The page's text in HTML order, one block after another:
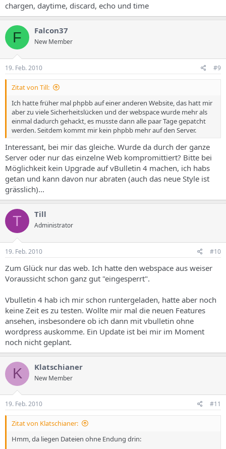
chargen, daytime, discard, echo und time
F Falcon37
New Member
19. Feb. 2010 #9
Zitat von Till:
Ich hatte früher mal phpbb auf einer anderen Website, das hatt mir
aber zu viele Sicherheitslücken und der webspace wurde mehr als
einmal dadurch gehackt, es musste dann alle paar Tage gepatcht
werden. Seitdem kommt mir kein phpbb mehr auf den Server.
Interessant, bei mir das gleiche. Wurde da durch der ganze
Server oder nur das einzelne Web kompromittiert? Bitte bei
Möglichkeit kein Upgrade auf vBulletin 4 machen, ich habs
getan und kann davon nur abraten (auch das neue Style ist
grässlich)...
T Till
Administrator
19. Feb. 2010 #10
Zum Glück nur das web. Ich hatte den webspace aus weiser
Voraussicht schon ganz gut "eingesperrt".
Vbulletin 4 hab ich mir schon runtergeladen, hatte aber noch
keine Zeit es zu testen. Wollte mir mal die neuen Features
ansehen, insbesondere ob ich dann mit vbulletin ohne
wordpress auskomme. Ein Update ist bei mir im Moment
noch nicht geplant.
K Klatschianer
New Member
19. Feb. 2010 #11
Zitat von Klatschianer:
Hmm, da liegen Dateien ohne Endung drin: